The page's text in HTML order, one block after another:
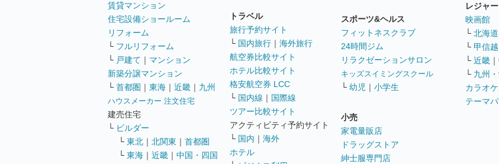
賃貸マンション
住宅設備ショールーム
リフォーム
└ フルリフォーム
└ 戸建て ｜ マンション
新築分譲マンション
└ 首都圏 ｜ 東海 ｜ 近畿 ｜ 九州
ハウスメーカー 注文住宅
建売住宅
└ ビルダー
└ 東北 ｜ 北関東 ｜ 首都圏
└ 東海 ｜ 近畿 ｜ 中国・四国
トラベル
旅行予約サイト
└ 国内旅行 ｜ 海外旅行
航空券比較サイト
ホテル比較サイト
格安航空券 LCC
└ 国内線 ｜ 国際線
ツアー比較サイト
アクティビティ予約サイト
└ 国内 ｜ 海外
ホテル
スポーツ&ヘルス
フィットネスクラブ
24時間ジム
リラクゼーションサロン
キッズスイミングスクール
└ 幼児 ｜ 小学生
小売
家電量販店
ドラッグストア
紳士服専門店
レジャー
映画館
└ 北海道
└ 甲信
└ 近畿 ｜
└ 九州
カラオ
テーマ